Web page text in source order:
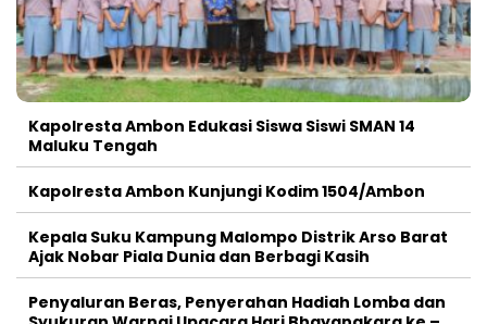
Kapolresta Ambon Edukasi Siswa Siswi SMAN 14
Maluku Tengah
Kapolresta Ambon Kunjungi Kodim 1504/Ambon
Kepala Suku Kampung Malompo Distrik Arso Barat
Ajak Nobar Piala Dunia dan Berbagi Kasih
Penyaluran Beras, Penyerahan Hadiah Lomba dan